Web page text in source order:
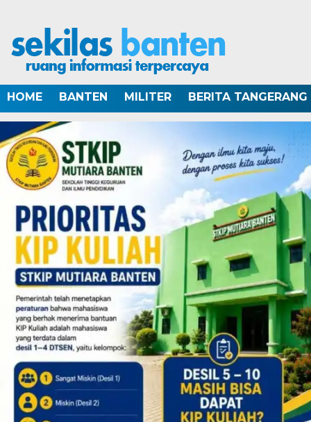
HOME BANTEN MILITER BERITA TANGERANG